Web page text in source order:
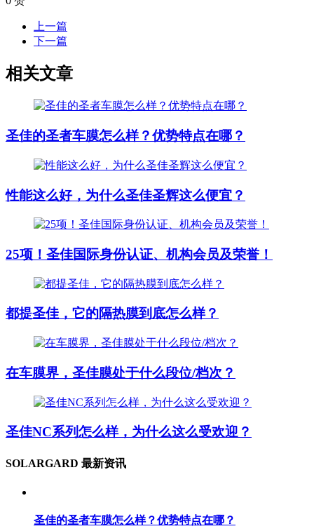
上一篇
下一篇
相关文章
圣佳的圣者车膜怎么样？优势特点在哪？
性能这么好，为什么圣佳圣辉这么便宜？
25项！圣佳国际身份认证、机构会员及荣誉！
都提圣佳，它的隔热膜到底怎么样？
在车膜界，圣佳膜处于什么段位/档次？
圣佳NC系列怎么样，为什么这么受欢迎？
SOLARGARD 最新资讯
圣佳的圣者车膜怎么样？优势特点在哪？